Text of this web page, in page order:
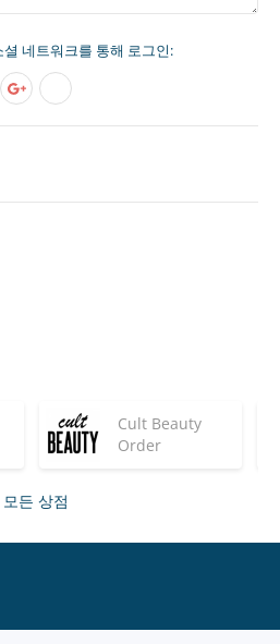
셜 네트워크를 통해 로그인:
Cult Beauty
Order
모든 상점